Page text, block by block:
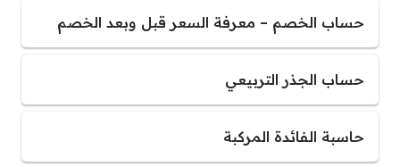
حساب الخصم – معرفة السعر قبل وبعد الخصم
حساب الجذر التربيعي
حاسبة الفائدة المركبة